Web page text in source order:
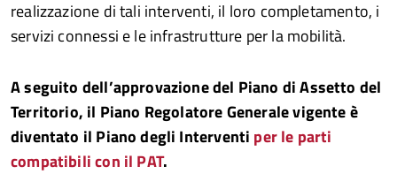
realizzazione di tali interventi, il loro completamento, i
servizi connessi e le infrastrutture per la mobilità.
A seguito dell’approvazione del Piano di Assetto del
Territorio, il Piano Regolatore Generale vigente è
diventato il Piano degli Interventi per le parti
compatibili con il PAT.